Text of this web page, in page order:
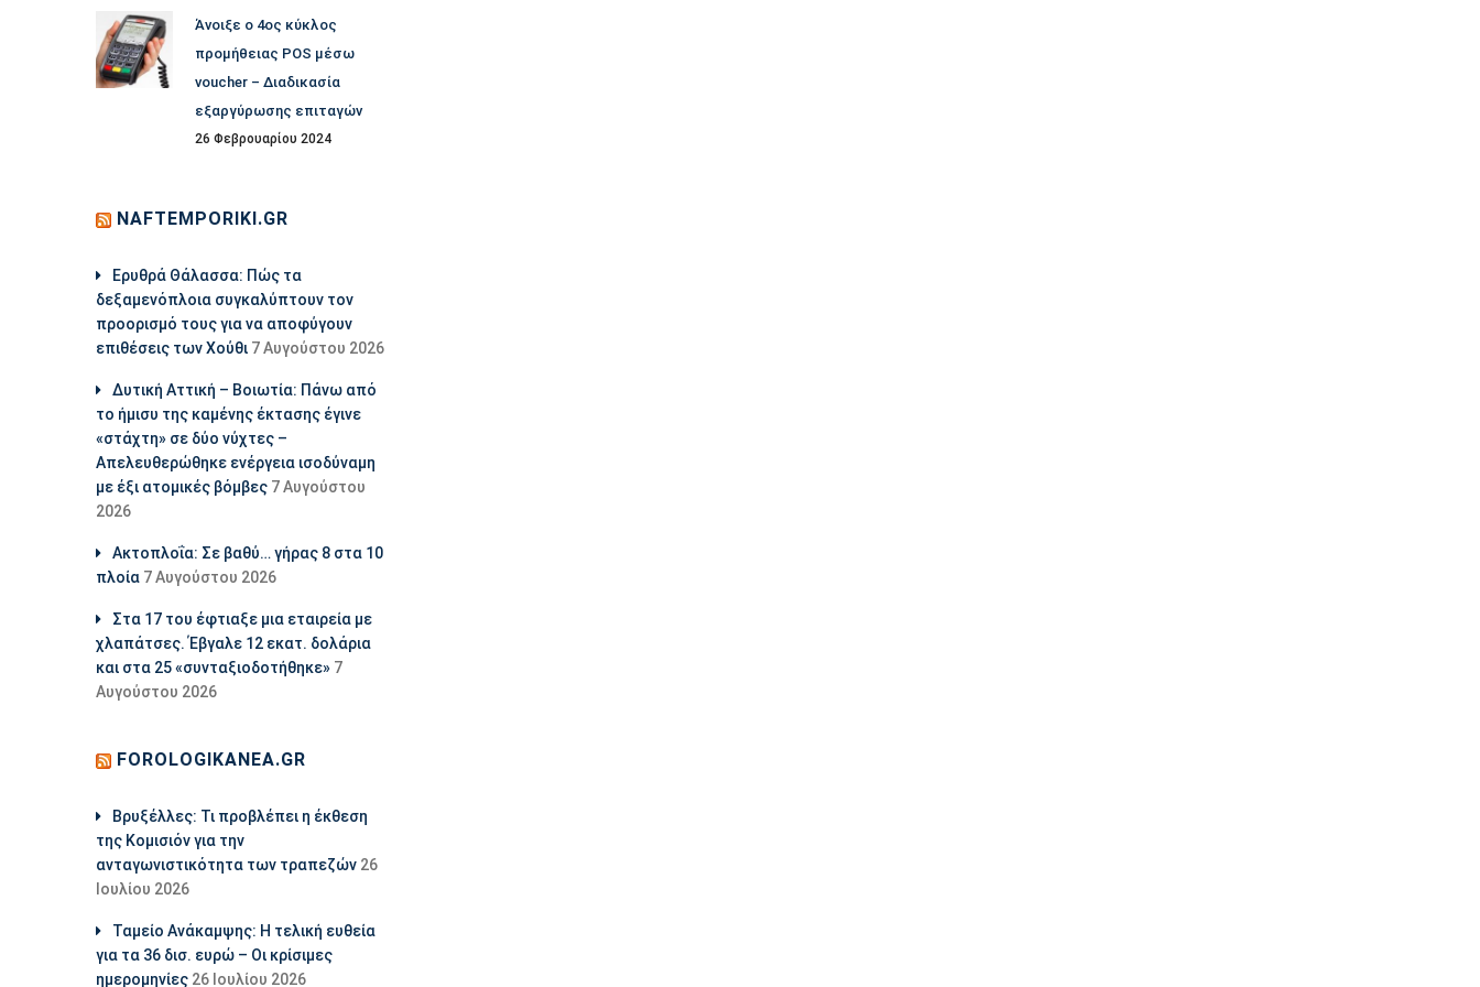
Άνοιξε ο 4ος κύκλος
προμήθειας POS μέσω
voucher – Διαδικασία
εξαργύρωσης επιταγών
26 Φεβρουαρίου 2024
NAFTEMPORIKI.GR
Ερυθρά Θάλασσα: Πώς τα
δεξαμενόπλοια συγκαλύπτουν τον
προορισμό τους για να αποφύγουν
επιθέσεις των Χούθι 7 Αυγούστου 2026
Δυτική Αττική – Βοιωτία: Πάνω από
το ήμισυ της καμένης έκτασης έγινε
«στάχτη» σε δύο νύχτες –
Απελευθερώθηκε ενέργεια ισοδύναμη
με έξι ατομικές βόμβες 7 Αυγούστου
2026
Ακτοπλοΐα: Σε βαθύ… γήρας 8 στα 10
πλοία 7 Αυγούστου 2026
Στα 17 του έφτιαξε μια εταιρεία με
χλαπάτσες. Έβγαλε 12 εκατ. δολάρια
και στα 25 «συνταξιοδοτήθηκε» 7
Αυγούστου 2026
FOROLOGIKANEA.GR
Βρυξέλλες: Τι προβλέπει η έκθεση
της Κομισιόν για την
ανταγωνιστικότητα των τραπεζών 26
Ιουλίου 2026
Ταμείο Ανάκαμψης: Η τελική ευθεία
για τα 36 δισ. ευρώ – Οι κρίσιμες
ημερομηνίες 26 Ιουλίου 2026